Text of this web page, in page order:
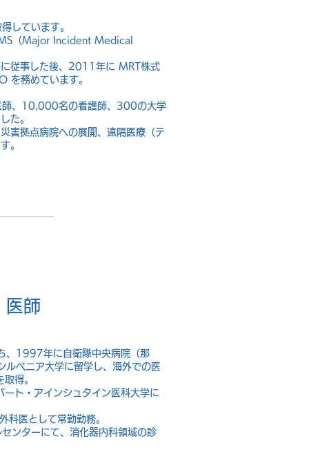
しています。
（Major Incident Medical
に従事した後、2011年に MRT株式
を務めています。
師、10,000名の看護師、300の大学
た。
害拠点病院への展開、遠隔医療（テ
。
医師
、1997年に自衛隊中央病院（那
ルベニア大学に留学し、海外での医
得。
ト・アインシュタイン医科大学に
医として常勤勤務。
ンターにて、消化器内科領域の診